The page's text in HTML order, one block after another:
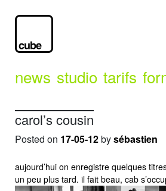
news studio tarifs
carol’s cousin
Posted on 17-05-12bysébastien
aujourd’hui on enregistre quelques
un peu plus tard. il fait beau, cab